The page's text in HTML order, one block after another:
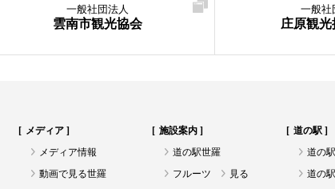
一般社団法人
雲南市観光協会
一般社
庄原観
メディア
メディア情報
動画で見る世羅
施設案内
道の駅世羅
フルーツ
見る
道の駅
道の
道の